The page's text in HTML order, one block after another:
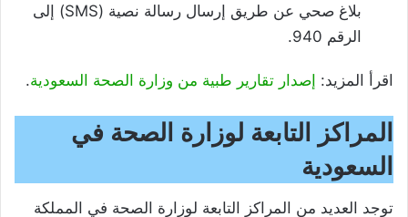
بلاغ صحي عن طريق إرسال رسالة نصية (SMS) إلى
الرقم 940.
اقرأ المزيد: إصدار تقارير طبية من وزارة الصحة السعودية.
المراكز التابعة لوزارة الصحة في
السعودية
توجد العديد من المراكز التابعة لوزارة الصحة في المملكة